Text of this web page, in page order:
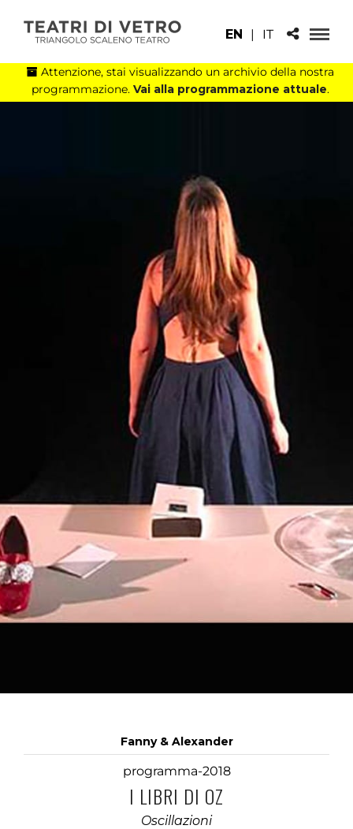
EN | IT
Attenzione, stai visualizzando un archivio della nostra
programmazione. Vai alla programmazione attuale.
Fanny & Alexander
programma-2018
I LIBRI DI OZ
Oscillazioni